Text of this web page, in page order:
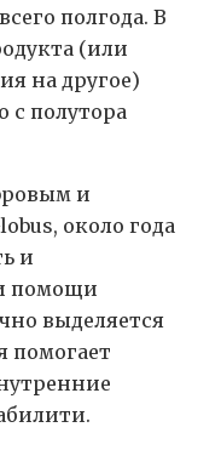
полгода. В
(или
на другое)
с полутора
и
около года
и
помощи
выделяется
помогает